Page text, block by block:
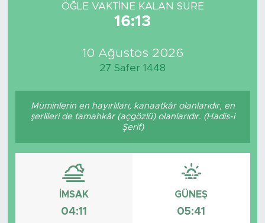
ÖĞLE VAKTİNE KALAN SÜRE
16:13
10 Ağustos 2026
27 Safer 1448
Müminlerin en hayırlıları, kanaatkâr olanlarıdır, en
şerlileri de tamahkâr (açgözlü) olanlarıdır. (Hadis-i
Şerif)
İMSAK
04:11
GÜNEŞ
05:41